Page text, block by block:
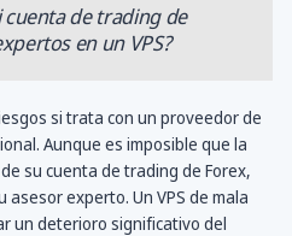
cuenta de trading de
en un VPS?
si trata con un proveedor de
Aunque es imposible que la
su cuenta de trading de Forex,
experto. Un VPS de mala
un deterioro significativo del